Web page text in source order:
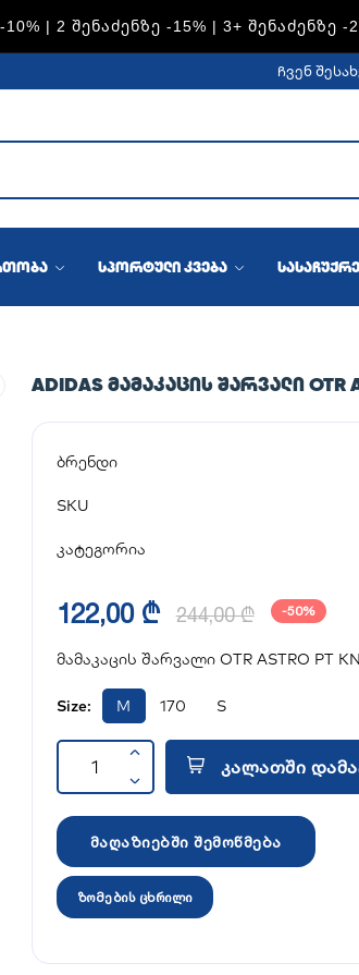
10% | 2 ᲨᲔᲜᲐᲫᲔᲜᲖᲔ -15% | 3+ ᲨᲔᲜᲐᲫᲔᲜᲖᲔ -
ჩვენ
სპორტული კვება
ADIDAS ᲛᲐᲛᲐᲙᲐᲪᲘᲡ ᲨᲐᲠᲕᲐᲚᲘ OTR
ბრენდი
SKU
კატეგორია
122,00 ₾ 244,00 ₾ -50%
მამაკაცის შარვალი OTR ASTRO PT KN
Size: M 170 S
კალათში
მაღაზიებში შემოწმება
ზომების ცხრილი